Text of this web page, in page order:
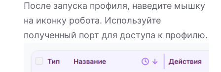
После запуска профиля, наведите мышку
на иконку робота. Используйте
полученный порт для доступа к профилю.